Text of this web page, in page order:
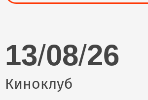
13/08/26
Киноклуб